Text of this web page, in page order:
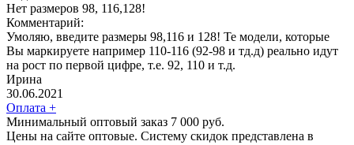
Нет размеров 98, 116,128!
Комментарий:
Умоляю, введите размеры 98,116 и 128! Те модели, которые
Вы маркируете например 110-116 (92-98 и тд.д) реально идут
на рост по первой цифре, т.е. 92, 110 и т.д.
Ирина
30.06.2021
Оплата +
Минимальный оптовый заказ 7 000 руб.
Цены на сайте оптовые. Систему скидок представлена в